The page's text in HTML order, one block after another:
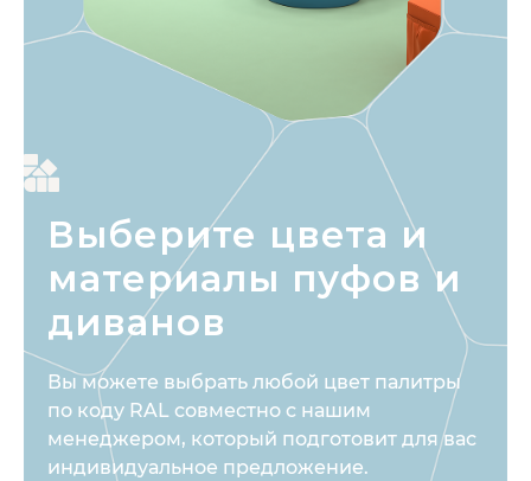
Выберите цвета и
материалы пуфов и
диванов
Вы можете выбрать любой цвет палитры
по коду RAL совместно с нашим
менеджером, который подготовит для вас
индивидуальное предложение.